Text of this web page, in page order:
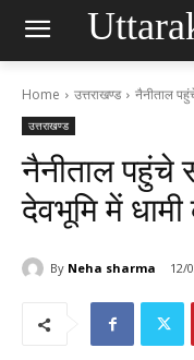
Home उत्तराखण्ड नैनीताल
उत्तराखण्ड
नैनीताल पहुंचे
देवभूमि में
By Neha sharma 12/